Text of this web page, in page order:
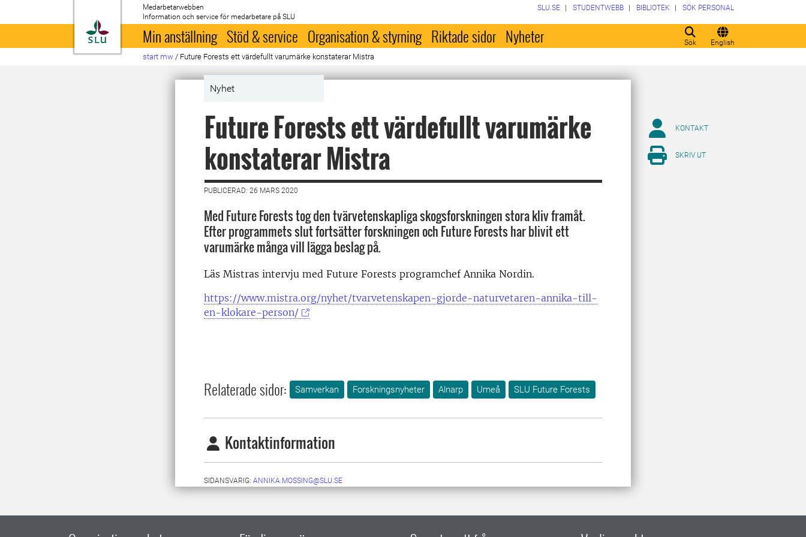
Till startsida
Medarbetarwebben
Information och service för medarbetare på SLU
Sök English
SLU.SE STUDENTWEBB BIBLIOTEK SÖK PERSONAL
Min anställning Stöd & service Organisation & styrning Riktade sidor Nyheter
start mw / Future Forests ett värdefullt varumärke konstaterar Mistra
Nyhet
Future Forests ett värdefullt varumärke
konstaterar Mistra
PUBLICERAD: 26 MARS 2020
Med Future Forests tog den tvärvetenskapliga skogsforskningen stora kliv framåt.
Efter programmets slut fortsätter forskningen och Future Forests har blivit ett
varumärke många vill lägga beslag på.
Läs Mistras intervju med Future Forests programchef Annika Nordin.
https://www.mistra.org/nyhet/tvarvetenskapen-gjorde-naturvetaren-annika-till-
en-klokare-person/
Relaterade sidor: Samverkan Forskningsnyheter Alnarp Umeå SLU Future Forests
Kontaktinformation
SIDANSVARIG: ANNIKA.MOSSING@SLU.SE
KONTAKT
SKRIV UT